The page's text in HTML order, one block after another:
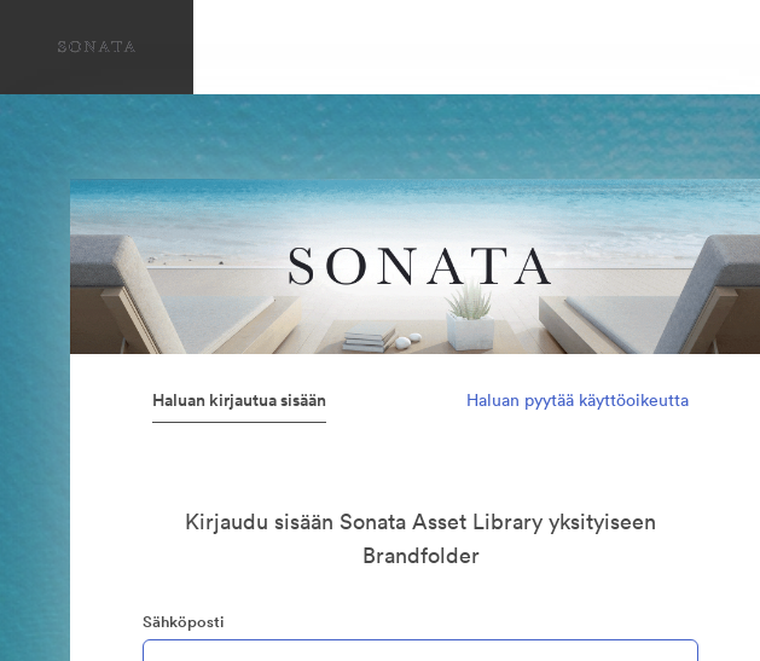
Haluan kirjautua sisään Haluan pyytää käyttöoikeutta
Kirjaudu sisään Sonata Asset Library yksityiseen
Brandfolder
Sähköposti